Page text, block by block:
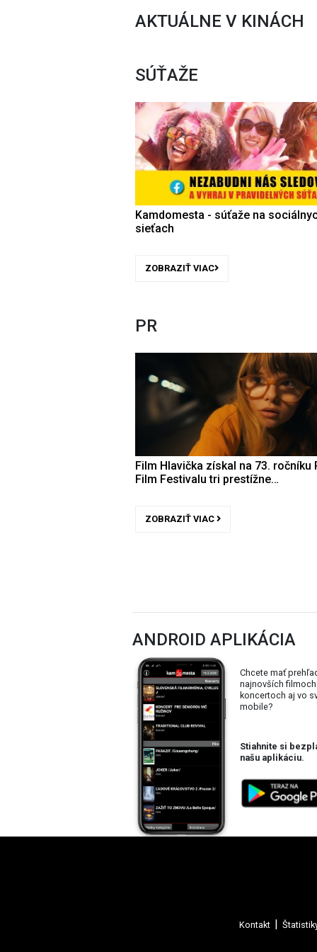
AKTUÁLNE V KINÁCH
SÚŤAŽE
Kamdomesta - súťaže na
sieťach
ZOBRAZIŤ VIAC
PR
Film Hlavička získal na 73. ročníku
Film Festivalu tri prestížne…
ZOBRAZIŤ VIAC
ANDROID APLIKÁCIA
Chcete mať
najnovších
koncertoch aj vo
mobile?
Stiahnite si
našu aplikáciu.
Kontakt